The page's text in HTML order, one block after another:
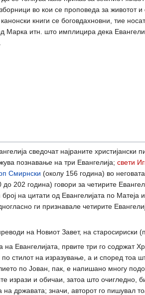
во кои се проповеда за животот
книги се боговдахновни, тие
Марка итн. што имплицира дека
сведочат најраните
познавање на три Евангелија; свети
Смирнски (околу 156 година) во
до 202 година) говори за четирите
на цитати од Евангелијата по
ги признавале четирите
на Новиот Завет, на старосириски
Евангелијата, првите три го
стилот на изразување, а и според тоа
по Јован, пак, е напишано многу
изрази и обичаи, затоа што
државата; значи, авторот го пишувал